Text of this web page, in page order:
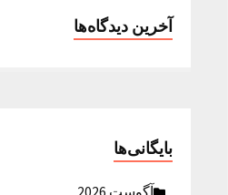
آخرین دیدگاه‌ها
بایگانی‌ها
آگوست 2026